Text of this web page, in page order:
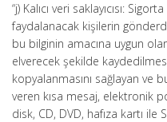
“j) Kalıcı veri saklayıcısı:
faydalanacak kişilerin
bu bilginin amacına uygun
elverecek şekilde
kopyalanmasını sağlayan ve
veren kısa mesaj, elektronik
disk, CD, DVD, hafıza kartı